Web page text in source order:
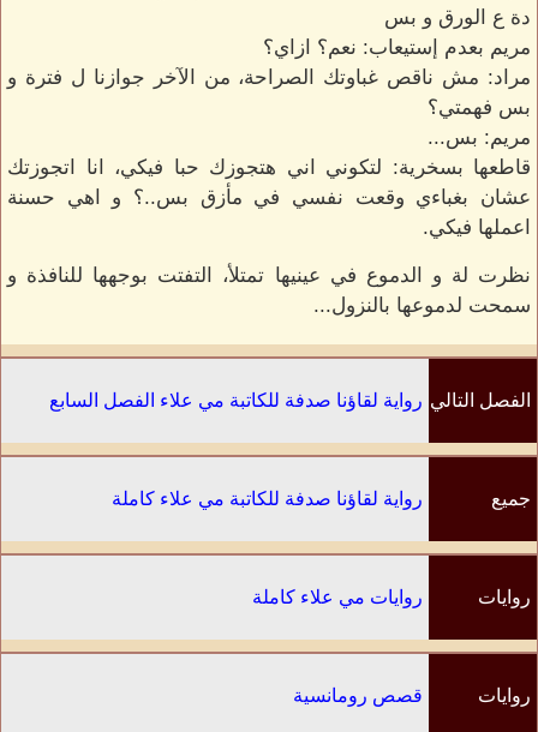
دة ع الورق و بس
مريم بعدم إستيعاب: نعم؟ ازاي؟
مراد: مش ناقص غباوتك الصراحة، من الآخر جوازنا ل فترة و
بس فهمتي؟
مريم: بس...
قاطعها بسخرية: لتكوني اني هتجوزك حبا فيكي، انا اتجوزتك
عشان بغباءي وقعت نفسي في مأزق بس..؟ و اهي حسنة
اعملها فيكي.
نظرت لة و الدموع في عينيها تمتلأ، التفتت بوجهها للنافذة و
سمحت لدموعها بالنزول...
الفصل التالي رواية لقاؤنا صدفة للكاتبة مي علاء الفصل السابع
جميع رواية لقاؤنا صدفة للكاتبة مي علاء كاملة
روايات روايات مي علاء كاملة
روايات قصص رومانسية